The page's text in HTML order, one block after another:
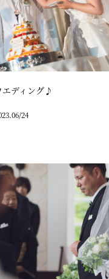
エディング♪
24